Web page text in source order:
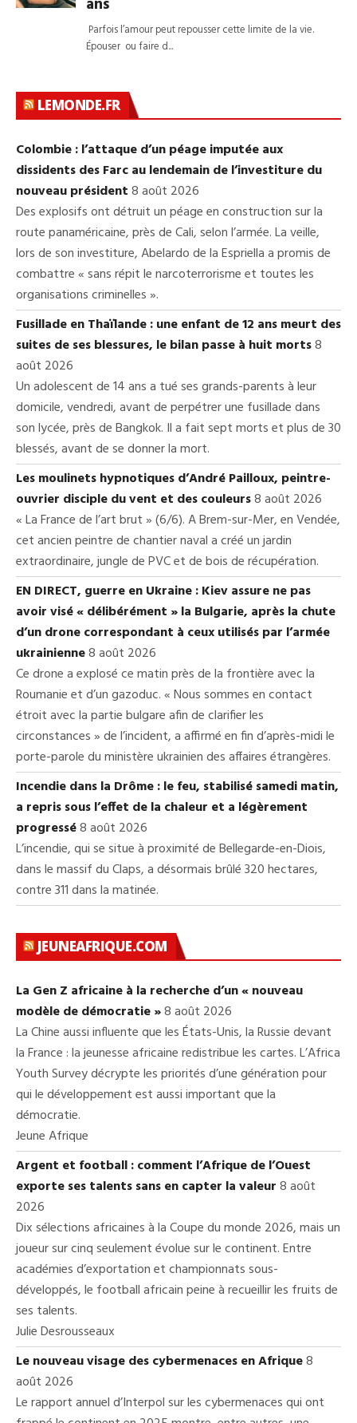
LEMONDE.FR
Colombie : l’attaque d’un péage imputée aux
dissidents des Farc au lendemain de l’investiture du
nouveau président8 août 2026
Des explosifs ont détruit un péage en construction sur la
route panaméricaine, près de Cali, selon l’armée. La veille,
lors de son investiture, Abelardo de la Espriella a promis de
combattre « sans répit le narcoterrorisme et toutes les
organisations criminelles ».
Fusillade en Thaïlande : une enfant de 12 ans meurt des
suites de ses blessures, le bilan passe à huit morts8
août 2026
Un adolescent de 14 ans a tué ses grands-parents à leur
domicile, vendredi, avant de perpétrer une fusillade dans
son lycée, près de Bangkok. Il a fait sept morts et plus de 30
blessés, avant de se donner la mort.
Les moulinets hypnotiques d’André Pailloux, peintre-
ouvrier disciple du vent et des couleurs8 août 2026
« La France de l’art brut » (6/6). A Brem-sur-Mer, en Vendée,
cet ancien peintre de chantier naval a créé un jardin
extraordinaire, jungle de PVC et de bois de récupération.
EN DIRECT, guerre en Ukraine : Kiev assure ne pas
avoir visé « délibérément » la Bulgarie, après la chute
d’un drone correspondant à ceux utilisés par l’armée
ukrainienne8 août 2026
Ce drone a explosé ce matin près de la frontière avec la
Roumanie et d’un gazoduc. « Nous sommes en contact
étroit avec la partie bulgare afin de clarifier les
circonstances » de l’incident, a affirmé en fin d’après-midi le
porte-parole du ministère ukrainien des affaires étrangères.
Incendie dans la Drôme : le feu, stabilisé samedi matin,
a repris sous l’effet de la chaleur et a légèrement
progressé8 août 2026
L’incendie, qui se situe à proximité de Bellegarde-en-Diois,
dans le massif du Claps, a désormais brûlé 320 hectares,
contre 311 dans la matinée.
JEUNEAFRIQUE.COM
La Gen Z africaine à la recherche d’un « nouveau
modèle de démocratie »8 août 2026
La Chine aussi influente que les États-Unis, la Russie devant
la France : la jeunesse africaine redistribue les cartes. L’Africa
Youth Survey décrypte les priorités d’une génération pour
qui le développement est aussi important que la
démocratie.
Jeune Afrique
Argent et football : comment l’Afrique de l’Ouest
exporte ses talents sans en capter la valeur8 août
2026
Dix sélections africaines à la Coupe du monde 2026, mais un
joueur sur cinq seulement évolue sur le continent. Entre
académies d’exportation et championnats sous-
développés, le football africain peine à recueillir les fruits de
ses talents.
Julie Desrousseaux
Le nouveau visage des cybermenaces en Afrique8
août 2026
Le rapport annuel d’Interpol sur les cybermenaces qui ont